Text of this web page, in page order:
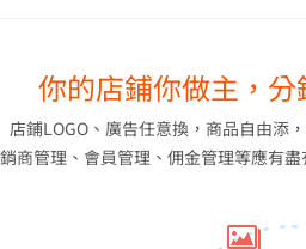
你的店鋪你做主，
店鋪LOGO、廣告任意換，商品自由添
商管理、會員管理、佣金管理等應有